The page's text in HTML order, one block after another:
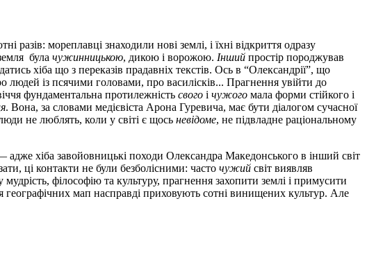
мореплавці знаходили нові землі, і їхні відкриття одразу
була чужинницькою, дикою і ворожою. Інший простір породжував
хіба що з переказів прадавніх текстів. Ось в “Олександрії”, що
людей із псячими головами, про василісків... Прагнення увійти до
фундаментальна протилежність свого і чужого мала форми стійкого і
. Вона, за словами медієвіста Арона Гуревича, має бути діалогом сучасної
не люблять, коли у світі є щось невідоме, не підвладне раціональному
хіба завойовницькі походи Олександра Македонського в інший світ
ці контакти не були безболісними: часто чужий світ виявляв
філософію та культуру, прагнення захопити землі і примусити
географічних мап насправді приховують сотні винищених культур. Але